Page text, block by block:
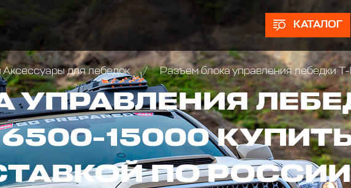
КАТАЛОГ
Аксессуары для лебедок Разъем блока управления лебедки T-
УПРАВЛЕНИЯ
6500-15000
ПО РОССИИ